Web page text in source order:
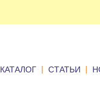
КАТАЛОГ | СТАТЬИ |